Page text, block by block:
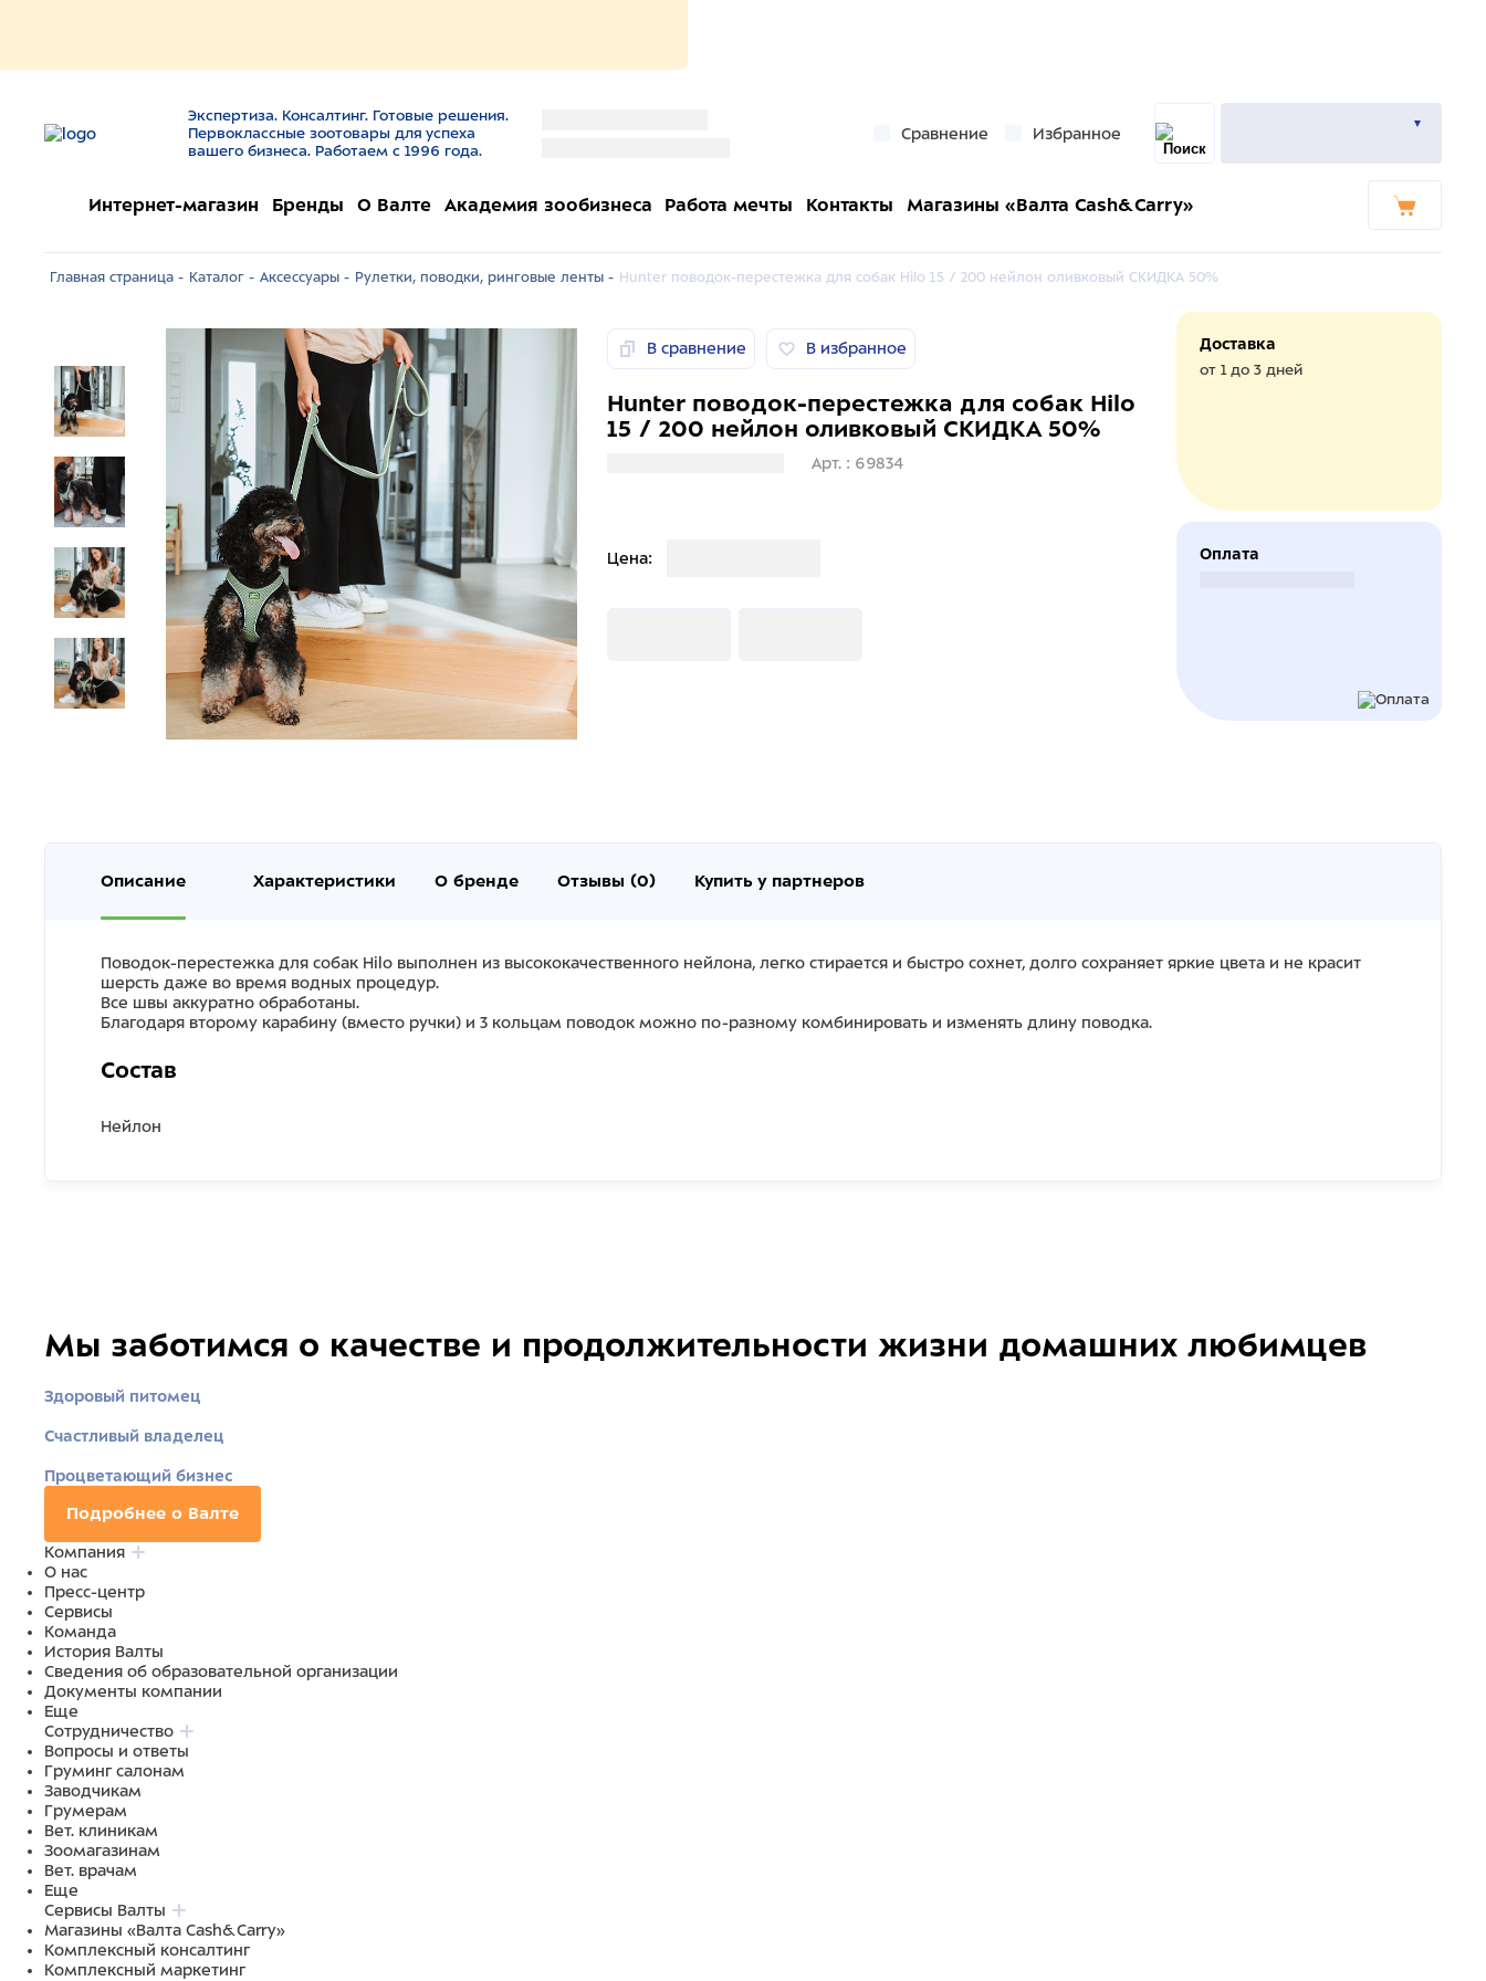
Экспертиза. Консалтинг. Готовые решения.
Первоклассные зоотовары для успеха
вашего бизнеса. Работаем с 1996 года.
Сравнение Избранное
Интернет-магазин Бренды О Валте Академия зообизнеса Работа мечты Контакты Магазины «Валта Cash&Carry»
Главная страница - Каталог - Аксессуары - Рулетки, поводки, ринговые ленты - Hunter поводок-перестежка для собак Hilo 15 / 200 нейлон оливковый СКИДКА 50%
В сравнение В избранное
Hunter поводок-перестежка для собак Hilo
15 / 200 нейлон оливковый СКИДКА 50%
Арт. : 69834
Цена:
Доставка
от 1 до 3 дней
Оплата
Описание Характеристики О бренде Отзывы (0) Купить у партнеров
Поводок-перестежка для собак Hilo выполнен из высококачественного нейлона, легко стирается и быстро сохнет, долго сохраняет яркие цвета и не красит
шерсть даже во время водных процедур.
Все швы аккуратно обработаны.
Благодаря второму карабину (вместо ручки) и 3 кольцам поводок можно по-разному комбинировать и изменять длину поводка.
Состав
Нейлон
Мы заботимся о качестве и продолжительности жизни домашних любимцев
Здоровый питомец
Счастливый владелец
Процветающий бизнес
Подробнее о Валте
Компания
О нас
Пресс-центр
Сервисы
Команда
История Валты
Сведения об образовательной организации
Документы компании
Еще
Сотрудничество
Вопросы и ответы
Груминг салонам
Заводчикам
Грумерам
Вет. клиникам
Зоомагазинам
Вет. врачам
Еще
Сервисы Валты
Магазины «Валта Cash&Carry»
Комплексный консалтинг
Комплексный маркетинг